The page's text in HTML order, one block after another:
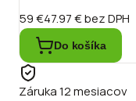
59 €47.97 €bez DPH
Do košíka
Záruka 12 mesiacov